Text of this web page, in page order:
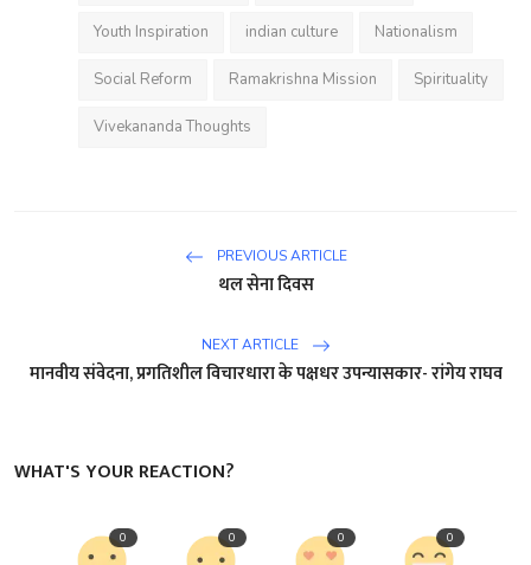
Youth Inspiration indian culture Nationalism
Social Reform Ramakrishna Mission Spirituality
Vivekananda Thoughts
PREVIOUS ARTICLE
थल सेना दिवस
NEXT ARTICLE
मानवीय संवेदना, प्रगतिशील विचारधारा के पक्षधर उपन्यासकार- रांगेय राघव
WHAT'S YOUR REACTION?
0 0 0 0